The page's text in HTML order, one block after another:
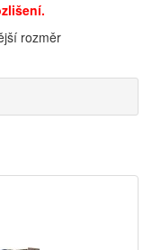
rozměr